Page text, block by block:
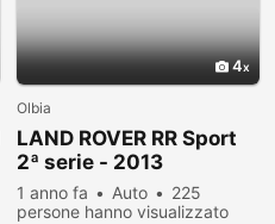
4
Olbia
LAND ROVER RR Sport
2ª serie - 2013
1 anno fa Auto
225
persone hanno visualizzato